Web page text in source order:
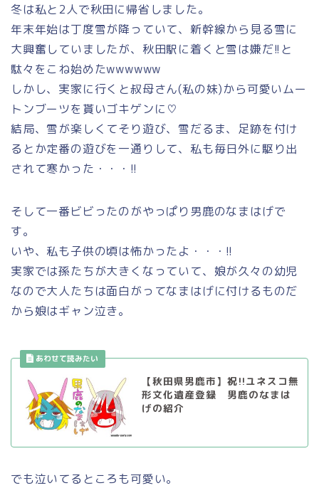
冬は私と2人で秋田に帰省しました。
年末年始は丁度雪が降っていて、新幹線から見る雪に
大興奮していましたが、秋田駅に着くと雪は嫌だ!!と
駄々をこね始めたwwwwww
しかし、実家に行くと叔母さん(私の妹)から可愛いムー
トンブーツを貰いゴキゲンに♡
結局、雪が楽しくてそり遊び、雪だるま、足跡を付け
るとか定番の遊びを一通りして、私も毎日外に駆り出
されて寒かった・・・!!
そして一番ビビったのがやっぱり男鹿のなまはげで
す。
いや、私も子供の頃は怖かったよ・・・!!
実家では孫たちが大きくなっていて、娘が久々の幼児
なので大人たちは面白がってなまはげに付けるものだ
から娘はギャン泣き。
【秋田県男鹿市】祝!!ユネスコ無
形文化遺産登録 男鹿のなまは
げの紹介
でも泣いてるところも可愛い。